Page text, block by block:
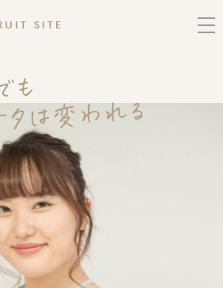
SITE